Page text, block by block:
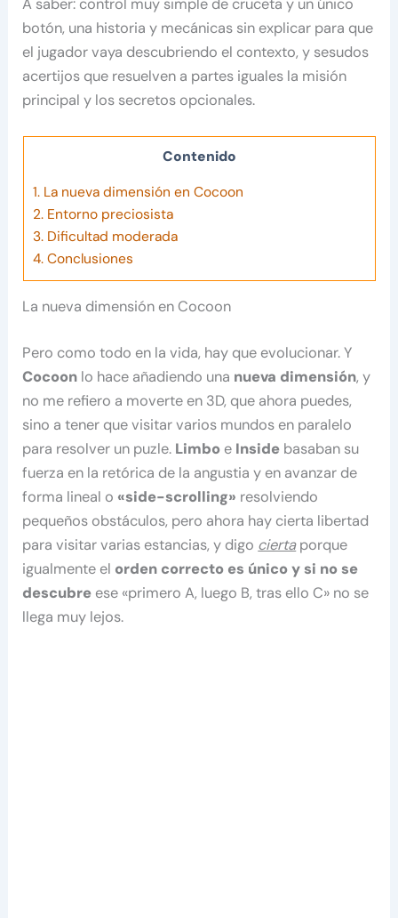
A saber: control muy simple de cruceta y un único
botón, una historia y mecánicas sin explicar para que
el jugador vaya descubriendo el contexto, y sesudos
acertijos que resuelven a partes iguales la misión
principal y los secretos opcionales.
Contenido
1.La nueva dimensión en Cocoon
2.Entorno preciosista
3.Dificultad moderada
4.Conclusiones
La nueva dimensión en Cocoon
Pero como todo en la vida, hay que evolucionar. Y
Cocoon lo hace añadiendo una nueva dimensión, y
no me refiero a moverte en 3D, que ahora puedes,
sino a tener que visitar varios mundos en paralelo
para resolver un puzle. Limbo e Inside basaban su
fuerza en la retórica de la angustia y en avanzar de
forma lineal o «side-scrolling» resolviendo
pequeños obstáculos, pero ahora hay cierta libertad
para visitar varias estancias, y digo cierta porque
igualmente el orden correcto es único y si no se
descubre ese «primero A, luego B, tras ello C» no se
llega muy lejos.